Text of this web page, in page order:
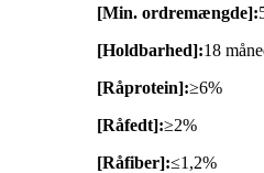
[Min. ordremængde]:
[Holdbarhed]:18
[Råprotein]:≥6%
[Råfedt]:≥2%
[Råfiber]:≤1,2%